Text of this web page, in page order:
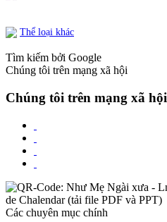
Thể loại khác
Tìm kiếm bởi Google
Chúng tôi trên mạng xã hội
Chúng tôi trên mạng xã hội
Các chuyên mục chính